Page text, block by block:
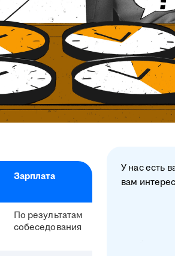
Зарплата
По результатам
собеседования
У нас есть
вам